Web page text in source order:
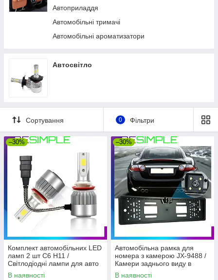
Автоприладдя
Автомобільні тримачі
Автомобільні ароматизатори
Автосвітло
Сортування 0 Фільтри
–30%
Комплект автомобільних LED
ламп 2 шт C6 H11 /
Світлодіодні лампи для авто
36 Вт
В наявності
–30%
Автомобільна рамка для
номера з камерою JX-9488 /
Камери заднього виду в
рамці номерного знака
В наявності